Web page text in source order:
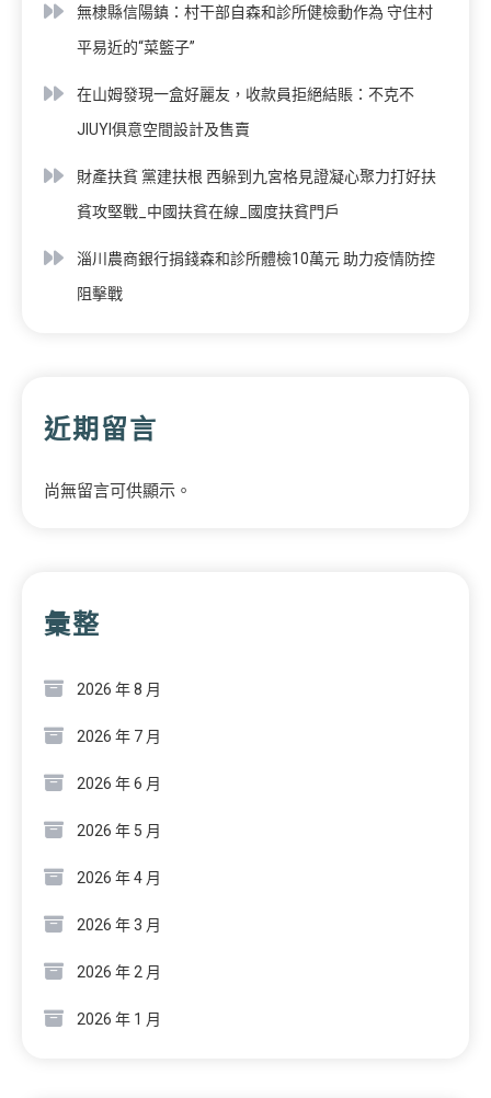
無棣縣信陽鎮：村干部自森和診所健檢動作為 守住村
平易近的“菜籃子”
在山姆發現一盒好麗友，收款員拒絕結賬：不克不
JIUYI俱意空間設計及售賣
財產扶貧 黨建扶根 西躲到九宮格見證凝心聚力打好扶
貧攻堅戰_中國扶貧在線_國度扶貧門戶
淄川農商銀行捐錢森和診所體檢10萬元 助力疫情防控
阻擊戰
近期留言
尚無留言可供顯示。
彙整
2026 年 8 月
2026 年 7 月
2026 年 6 月
2026 年 5 月
2026 年 4 月
2026 年 3 月
2026 年 2 月
2026 年 1 月